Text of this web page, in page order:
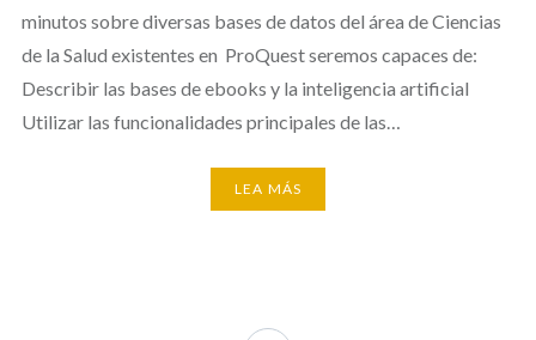
minutos sobre diversas bases de datos del área de Ciencias
de la Salud existentes en ProQuest seremos capaces de:
Describir las bases de ebooks y la inteligencia artificial
Utilizar las funcionalidades principales de las…
LEA MÁS